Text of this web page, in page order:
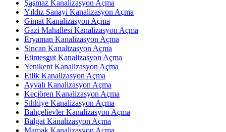
Şaşmaz Kanalizasyon Açma
Yıldız Sanayi Kanalizasyon Açma
Gimat Kanalizasyon Açma
Gazi Mahallesi Kanalizasyon Açma
Eryaman Kanalizasyon Açma
Sincan Kanalizasyon Açma
Etimesgut Kanalizasyon Açma
Yenikent Kanalizasyon Açma
Etlik Kanalizasyon Açma
Ayvalı Kanalizasyon Açma
Keçiören Kanalizasyon Açma
Sıhhiye Kanalizasyon Açma
Bahçelievler Kanalizasyon Açma
Balgat Kanalizasyon Açma